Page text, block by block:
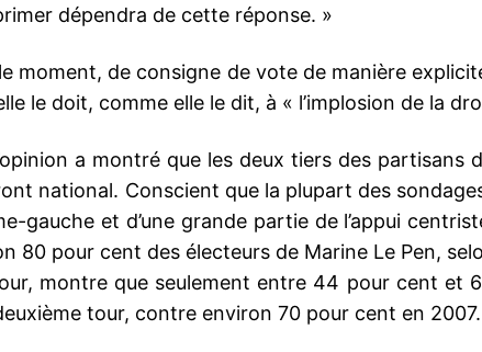
dépendra de cette réponse. »
moment, de consigne de vote de manière
le doit, comme elle le dit, à « l’implosion de la
a montré que les deux tiers des
national. Conscient que la plupart des
gauche et d’une grande partie de l’appui
80 pour cent des électeurs de Marine Le Pen,
montre que seulement entre 44 pour cent et
tour, contre environ 70 pour cent en 2007.